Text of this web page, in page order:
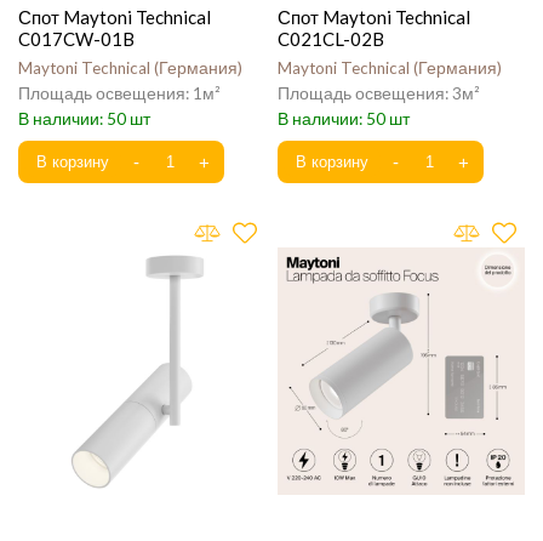
Спот Maytoni Technical
C017CW-01B
Maytoni Technical Германия
1
50
Спот Maytoni Technical
C021CL-02B
Maytoni Technical Германия
3
50